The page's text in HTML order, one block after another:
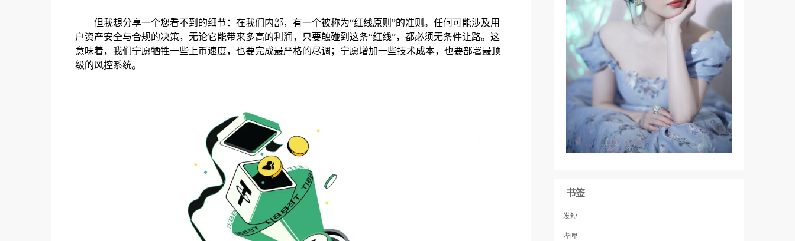
但我想分享一个您看不到的细节：在我们内部，有一个被称为“红线原则”的准则。任何可能涉及用
户资产安全与合规的决策，无论它能带来多高的利润，只要触碰到这条“红线”，都必须无条件让路。这
意味着，我们宁愿牺牲一些上币速度，也要完成最严格的尽调；宁愿增加一些技术成本，也要部署最顶
级的风控系统。
书签
发短
哔哩